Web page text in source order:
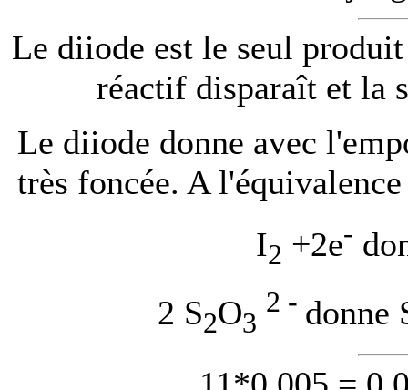
Le diiode est le seul
réactif disparaît et la
Le diiode donne avec
très foncée. A
I2 +2e-
2 S2O3
2 - donne